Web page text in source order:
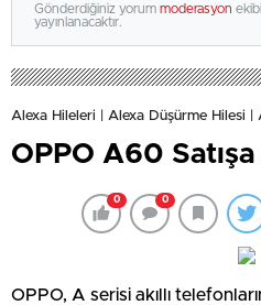
Gönderdiğiniz yorum moderasyon
yayınlanacaktır.
Alexa Hileleri | Alexa Düşürme Hilesi |
OPPO A60
0 0
OPPO, A serisi akıllı